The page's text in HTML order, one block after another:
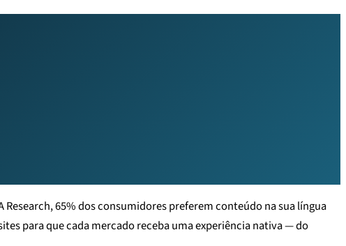
Research, 65% dos consumidores preferem conteúdo na sua língua
para que cada mercado receba uma experiência nativa — do